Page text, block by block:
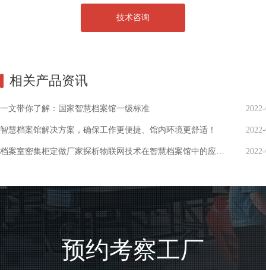
技术咨询
相关产品资讯
一文带你了解：国家智慧档案馆一级标准
智慧档案馆解决方案，确保工作更便捷、馆内环境更舒适！
预约考察工厂